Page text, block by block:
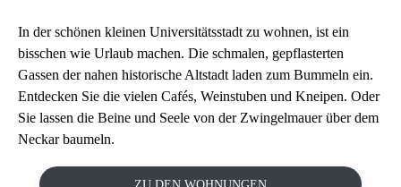
In der schönen kleinen Universitätsstadt zu wohnen, ist ein
bisschen wie Urlaub machen. Die schmalen, gepflasterten
Gassen der nahen historische Altstadt laden zum Bummeln ein.
Entdecken Sie die vielen Cafés, Weinstuben und Kneipen. Oder
Sie lassen die Beine und Seele von der Zwingelmauer über dem
Neckar baumeln.